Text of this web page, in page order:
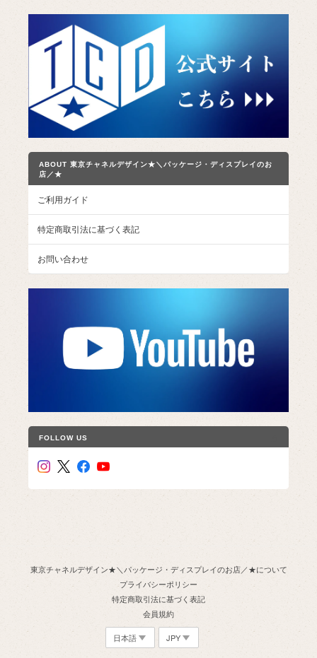
ABOUT 東京チャネルデザイン★＼パッケージ・ディスプレイのお
店／★
ご利用ガイド
特定商取引法に基づく表記
お問い合わせ
FOLLOW US
東京チャネルデザイン★＼パッケージ・ディスプレイのお店／★について
プライバシーポリシー
特定商取引法に基づく表記
会員規約